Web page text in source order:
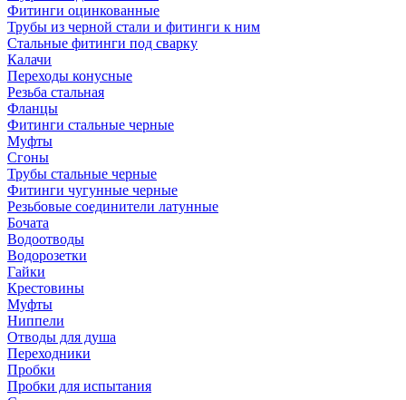
Фитинги оцинкованные
Трубы из черной стали и фитинги к ним
Стальные фитинги под сварку
Калачи
Переходы конусные
Резьба стальная
Фланцы
Фитинги стальные черные
Муфты
Сгоны
Трубы стальные черные
Фитинги чугунные черные
Резьбовые соединители латунные
Бочата
Водоотводы
Водорозетки
Гайки
Крестовины
Муфты
Ниппели
Отводы для душа
Переходники
Пробки
Пробки для испытания